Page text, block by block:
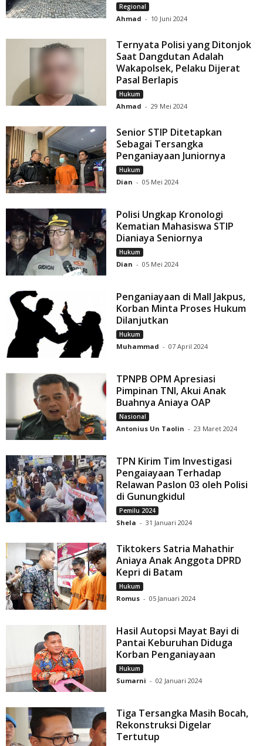
Regional
Ahmad - 10 Juni 2024
Ternyata Polisi yang Ditonjok
Saat Dangdutan Adalah
Wakapolsek, Pelaku Dijerat
Pasal Berlapis
Hukum
Ahmad - 29 Mei 2024
Senior STIP Ditetapkan
Sebagai Tersangka
Penganiayaan Juniornya
Hukum
Dian - 05 Mei 2024
Polisi Ungkap Kronologi
Kematian Mahasiswa STIP
Dianiaya Seniornya
Hukum
Dian - 05 Mei 2024
Penganiayaan di Mall Jakpus,
Korban Minta Proses Hukum
Dilanjutkan
Hukum
Muhammad - 07 April 2024
TPNPB OPM Apresiasi
Pimpinan TNI, Akui Anak
Buahnya Aniaya OAP
Nasional
Antonius Un Taolin - 23 Maret 2024
TPN Kirim Tim Investigasi
Pengaiayaan Terhadap
Relawan Paslon 03 oleh Polisi
di Gunungkidul
Pemilu 2024
Shela - 31 Januari 2024
Tiktokers Satria Mahathir
Aniaya Anak Anggota DPRD
Kepri di Batam
Hukum
Romus - 05 Januari 2024
Hasil Autopsi Mayat Bayi di
Pantai Keburuhan Diduga
Korban Penganiayaan
Hukum
Sumarni - 02 Januari 2024
Tiga Tersangka Masih Bocah,
Rekonstruksi Digelar
Tertutup